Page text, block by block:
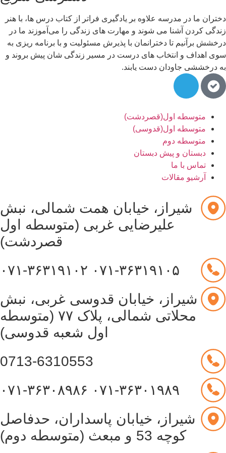
ما در مدرسه علاوه بر یادگیری فراتر از کتاب درس ها، با هنر
کردن آشنا می شوند و مهارت های زندگی را می‌آموزند ما در
برآنیم تا دخترانمان با پذیرش مسئولیت و با برنامه ریزی به
اهداف و انتخاب های درست در مسیر زندگی شان پیش بروند و
درخششی جاودان دست یابند.
متوسطه اول(قصردشت)
متوسطه اول(قدوسی)
متوسطه دوم
دبستان و پیش دبستان
تماس با ما
آرشیو مقالات
شیراز، خیابان همت شمالی، نبش
علیرضایی غربی (متوسطه اول
قصردشت)
۰۷۱-۳۶۳۱۹۱۰۵
۰۷۱-۳۶۳۱۹۱۰۲
شیراز، خیابان قدوسی غربی، نبش
محلاتی شمالی، پلاک ۷۷ (متوسطه
اول شعبه قدوسی)
0713-6310553
۰۷۱-۳۶۳۰۱۹۸۹
۰۷۱-۳۶۳۰۸۹۸۶
شیراز، خیابان پاسداران، حدفاصل
کوچه 53 و مبعث (متوسطه دوم)